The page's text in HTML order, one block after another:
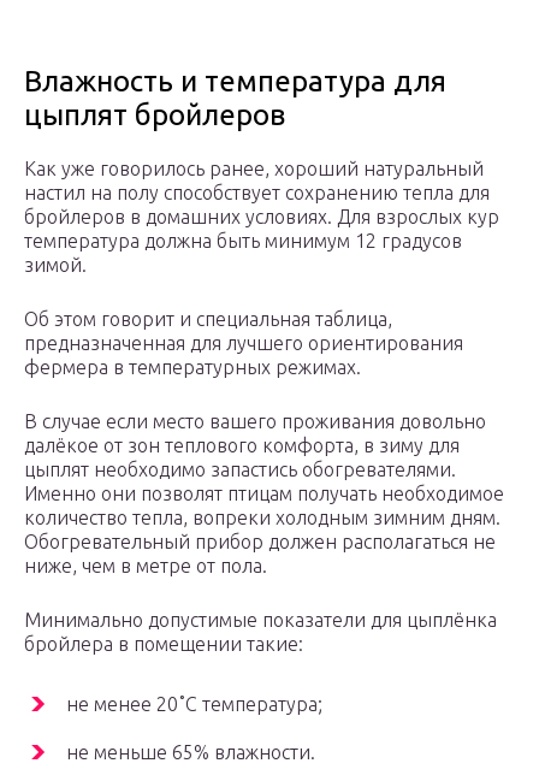
Влажность и температура для
цыплят бройлеров
Как уже говорилось ранее, хороший натуральный
настил на полу способствует сохранению тепла для
бройлеров в домашних условиях. Для взрослых кур
температура должна быть минимум 12 градусов
зимой.
Об этом говорит и специальная таблица,
предназначенная для лучшего ориентирования
фермера в температурных режимах.
В случае если место вашего проживания довольно
далёкое от зон теплового комфорта, в зиму для
цыплят необходимо запастись обогревателями.
Именно они позволят птицам получать необходимое
количество тепла, вопреки холодным зимним дням.
Обогревательный прибор должен располагаться не
ниже, чем в метре от пола.
Минимально допустимые показатели для цыплёнка
бройлера в помещении такие:
не менее 20˚С температура;
не меньше 65% влажности.